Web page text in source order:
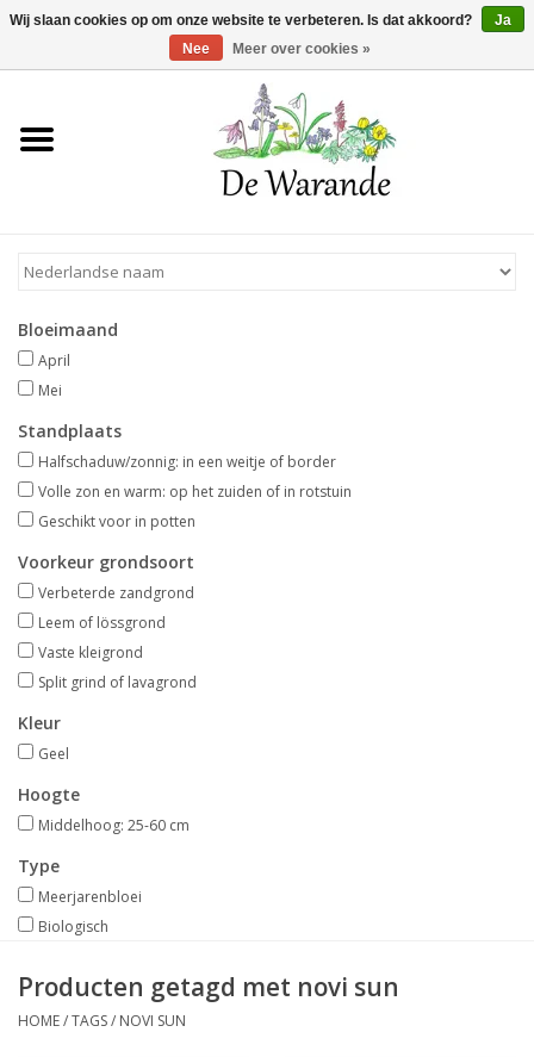
Winkelwagen >0 Artikelen - €0,00
Home
Voorjaarsbloeiers
Zomerbloeiers
Herfstbloeiers
Schaduwplanten
Aanbiedingen
Bodemverbetering
Overige producten
Advies
Onze tuinen!
Sterke Bollen Dagen
Bloeimaand
April
Mei
Standplaats
Halfschaduw/zonnig: in een weitje of border
Volle zon en warm: op het zuiden of in rotstuin
Geschikt voor in potten
Voorkeur grondsoort
Verbeterde zandgrond
Leem of lössgrond
Vaste kleigrond
Split grind of lavagrond
Kleur
Geel
Hoogte
Middelhoog: 25-60 cm
Type
Meerjarenbloei
Biologisch
Producten getagd met novi sun
HOME/TAGS/ NOVI SUN
Wij slaan cookies op om onze website te verbeteren. Is dat akkoord?
Ja
Nee
Meer over cookies »